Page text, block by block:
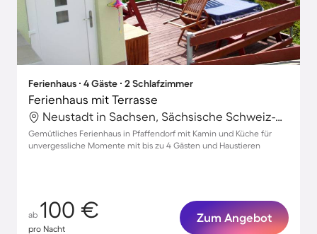
Ferienhaus ∙ 4 Gäste ∙ 2 Schlafzimmer
Ferienhaus mit Terrasse
Neustadt in Sachsen, Sächsische Schweiz-Osterzgebirge, Deutschland
Gemütliches Ferienhaus in Pfaffendorf mit Kamin und Küche für
unvergessliche Momente mit bis zu 4 Gästen und Haustieren
ab 100 €
pro Nacht
Zum Angebot